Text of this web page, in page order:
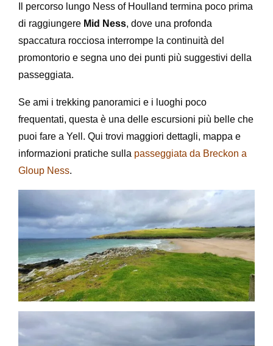
Il percorso lungo Ness of Houlland termina poco prima
di raggiungere Mid Ness, dove una profonda
spaccatura rocciosa interrompe la continuità del
promontorio e segna uno dei punti più suggestivi della
passeggiata.
Se ami i trekking panoramici e i luoghi poco
frequentati, questa è una delle escursioni più belle che
puoi fare a Yell. Qui trovi maggiori dettagli, mappa e
informazioni pratiche sulla passeggiata da Breckon a
Gloup Ness.